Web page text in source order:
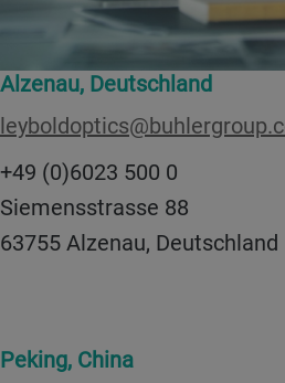
Alzenau, Deutschland
+49 (0)6023 500 0
Siemensstrasse 88
63755 Alzenau, Deutschland
Peking, China